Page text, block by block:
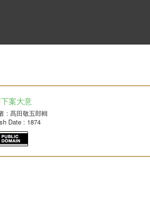
案大意
: 髙田敬五郎輯
Date: 1874